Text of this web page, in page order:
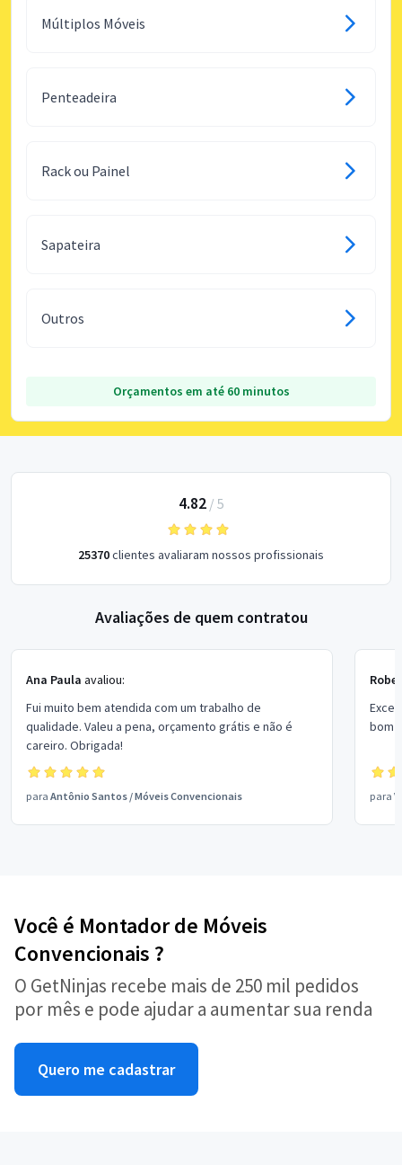
Múltiplos Móveis
Penteadeira
Rack ou Painel
Sapateira
Outros
Orçamentos em até 60 minutos
4.82/ 5
25370clientes avaliaram nossos profissionais
Avaliações de quem contratou
Ana Paula avaliou:
Fui muito bem atendida com um trabalho de
qualidade. Valeu a pena, orçamento grátis e não é
careiro. Obrigada!
para Antônio Santos /Móveis Convencionais
bom
para
Você é Montador de Móveis
Convencionais ?
O GetNinjas recebe mais de 250 mil pedidos
por mês e pode ajudar a aumentar sua renda
Quero me cadastrar